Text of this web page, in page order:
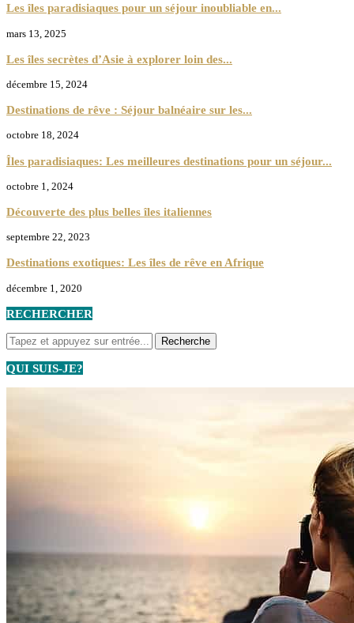
Les îles paradisiaques pour un séjour inoubliable en...
mars 13, 2025
Les îles secrètes d’Asie à explorer loin des...
décembre 15, 2024
Destinations de rêve : Séjour balnéaire sur les...
octobre 18, 2024
Îles paradisiaques: Les meilleures destinations pour un séjour...
octobre 1, 2024
Découverte des plus belles îles italiennes
septembre 22, 2023
Destinations exotiques: Les îles de rêve en Afrique
décembre 1, 2020
RECHERCHER
QUI SUIS-JE?